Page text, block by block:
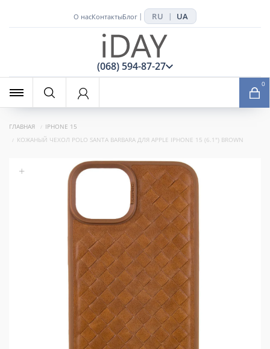
О насКонтактыБлог | RU | UA
(068) 594-87-27
0
ГЛАВНАЯ
IPHONE 15
КОЖАНЫЙ ЧЕХОЛ POLO SANTA BARBARA ДЛЯ APPLE IPHONE 15 (6.1") BROWN
+